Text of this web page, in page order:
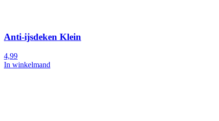
Anti-ijsdeken Klein
4,99
In winkelmand